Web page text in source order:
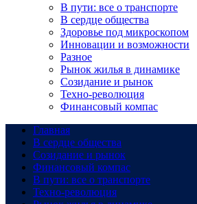
В пути: все о транспорте
В сердце общества
Здоровье под микроскопом
Инновации и возможности
Разное
Рынок жилья в динамике
Созидание и рынок
Техно-революция
Финансовый компас
Главная
В сердце общества
Созидание и рынок
Финансовый компас
В пути: все о транспорте
Техно-революция